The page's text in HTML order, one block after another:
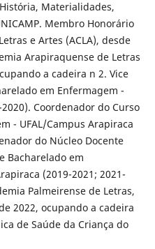
Materialidades,
Membro Honorário
e Artes (ACLA), desde
Arapiraquense de Letras
a cadeira n 2. Vice
em Enfermagem -
Coordenador do Curso
- UFAL/Campus Arapiraca
do Núcleo Docente
Bacharelado em
(2019-2021; 2021-
Palmeirense de Letras,
2022, ocupando a cadeira
de Saúde da Criança do